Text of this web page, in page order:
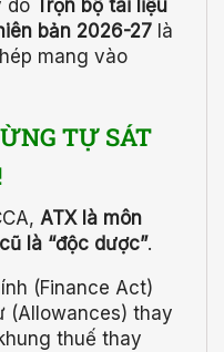
do
Trọn bộ tài liệu
bản 2026-27 là
mang vào
TỰ SÁT
ATX là môn
là “độc dược”.
(Finance Act)
(Allowances) thay
thuế thay